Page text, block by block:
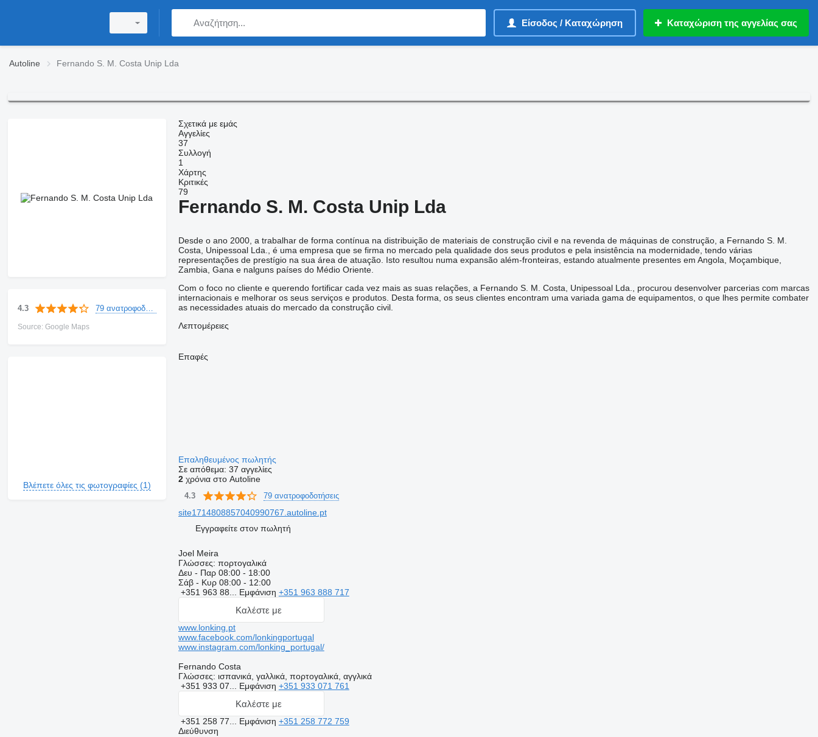
Είσοδος / Καταχώρηση Καταχώριση της αγγελίας σας
Autoline Fernando S. M. Costa Unip Lda
4.3 79 ανατροφοδοτήσεις
Source: Google Maps
Βλέπετε όλες τις φωτογραφίες (1)
Σχετικά με εμάς
Αγγελίες
37
Συλλογή
1
Χάρτης
Κριτικές
79
Fernando S. M. Costa Unip Lda
Desde o ano 2000, a trabalhar de forma contínua na distribuição de materiais de construção civil e na revenda de máquinas de construção, a Fernando S. M.
Costa, Unipessoal Lda., é uma empresa que se firma no mercado pela qualidade dos seus produtos e pela insistência na modernidade, tendo várias
representações de prestígio na sua área de atuação. Isto resultou numa expansão além-fronteiras, estando atualmente presentes em Angola, Moçambique,
Zambia, Gana e nalguns países do Médio Oriente.
Com o foco no cliente e querendo fortificar cada vez mais as suas relações, a Fernando S. M. Costa, Unipessoal Lda., procurou desenvolver parcerias com marcas
internacionais e melhorar os seus serviços e produtos. Desta forma, os seus clientes encontram uma variada gama de equipamentos, o que lhes permite combater
as necessidades atuais do mercado da construção civil.
Λεπτομέρειες
Επαφές
Επαληθευμένος πωλητής
Σε απόθεμα: 37 αγγελίες
2χρόνια στο Autoline
4.3 79 ανατροφοδοτήσεις
site1714808857040990767.autoline.pt
Εγγραφείτε στον πωλητή
Joel Meira
Γλώσσες: πορτογαλικά
Δευ - Παρ 08:00 - 18:00
Σάβ - Κυρ 08:00 - 12:00
+351 963 88... Εμφάνιση +351 963 888 717
Καλέστε με
www.lonking.pt
www.facebook.com/lonkingportugal
www.instagram.com/lonking_portugal/
Fernando Costa
Γλώσσες: ισπανικά, γαλλικά, πορτογαλικά, αγγλικά
+351 933 07... Εμφάνιση +351 933 071 761
Καλέστε με
+351 258 77... Εμφάνιση +351 258 772 759
Διεύθυνση